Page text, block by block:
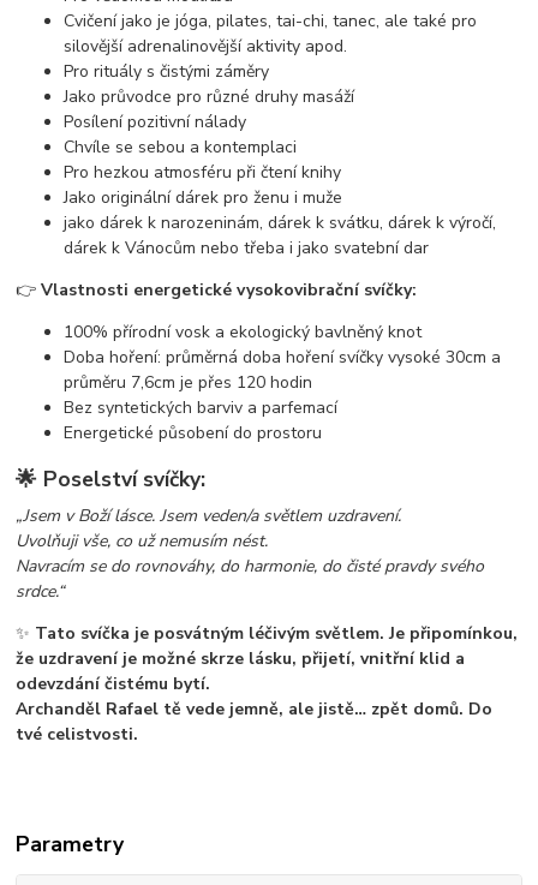
Cvičení jako je jóga, pilates, tai-chi, tanec, ale také pro
silovější adrenalinovější aktivity apod.
Pro rituály s čistými záměry
Jako průvodce pro různé druhy masáží
Posílení pozitivní nálady
Chvíle se sebou a kontemplaci
Pro hezkou atmosféru při čtení knihy
Jako originální dárek pro ženu i muže
jako dárek k narozeninám, dárek k svátku, dárek k výročí,
dárek k Vánocům nebo třeba i jako svatební dar
👉Vlastnosti energetické vysokovibrační svíčky:
100% přírodní vosk a ekologický bavlněný knot
Doba hoření: průměrná doba hoření svíčky vysoké 30cm a
průměru 7,6cm je přes 120 hodin
Bez syntetických barviv a parfemací
Energetické působení do prostoru
🌟 Poselství svíčky:
„Jsem v Boží lásce. Jsem veden/a světlem uzdravení.
Uvolňuji vše, co už nemusím nést.
Navracím se do rovnováhy, do harmonie, do čisté pravdy svého
srdce.“
✨ Tato svíčka je posvátným léčivým světlem. Je připomínkou,
že uzdravení je možné skrze lásku, přijetí, vnitřní klid a
odevzdání čistému bytí.
Archanděl Rafael tě vede jemně, ale jistě… zpět domů. Do
tvé celistvosti.
Parametry